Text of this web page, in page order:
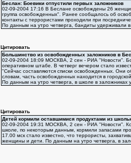
Беслан: Боевики отпустили первых заложников
02-09-2004 17:16 В Беслане освобождены 26
группа освобожденных". Ранее сообщалось об
контакты с террористами проходили при
По данным на утро четверга, бандиты удерживали
Цитировать
Большинство из освобожденных заложников в
02-09-2004 18:09 МОСКВА, 2 сен - РИА "Новости".
оперативном штабе. В четверг вечером стало
"Сейчас составляются списки освобожденных. Они
словам, часть освобожденных находится в
По данным на утро четверга, в школе в заложниках
Цитировать
Детей кормили оставшимися продуктами из
02-09-2004 19:31 МОСКВА, 2 сен - РИА "Новости".
школе, по некоторым данным, кормили запасами
17.00 мск стало известно, что террористы,
женщины и дети. По данным на утро четверга, в